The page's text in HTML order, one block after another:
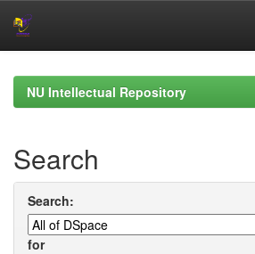
navigationNU Intellectual Repository
Search
Search:
for